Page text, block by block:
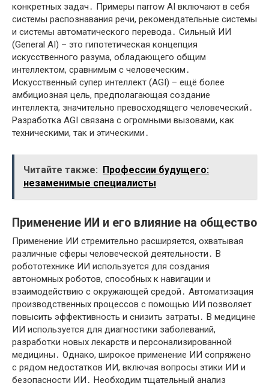
конкретных задач․ Примеры narrow AI включают в себя
системы распознавания речи, рекомендательные системы
и системы автоматического перевода․ Сильный ИИ
(General AI) – это гипотетическая концепция
искусственного разума, обладающего общим
интеллектом, сравнимым с человеческим․
Искусственный супер интеллект (AGI) – ещё более
амбициозная цель, предполагающая создание
интеллекта, значительно превосходящего человеческий․
Разработка AGI связана с огромными вызовами, как
техническими, так и этическими․
Читайте также: Профессии будущего:
незаменимые специалисты
Применение ИИ и его влияние на общество
Применение ИИ стремительно расширяется, охватывая
различные сферы человеческой деятельности․ В
робототехнике ИИ используется для создания
автономных роботов, способных к навигации и
взаимодействию с окружающей средой․ Автоматизация
производственных процессов с помощью ИИ позволяет
повысить эффективность и снизить затраты․ В медицине
ИИ используется для диагностики заболеваний,
разработки новых лекарств и персонализированной
медицины․ Однако, широкое применение ИИ сопряжено
с рядом недостатков ИИ, включая вопросы этики ИИ и
безопасности ИИ․ Необходим тщательный анализ